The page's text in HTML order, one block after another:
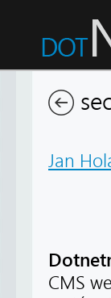
Jan
CMS